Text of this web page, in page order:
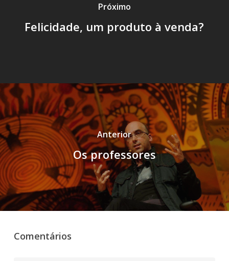
Próximo
Felicidade, um produto à venda?
Anterior
Os professores
Comentários